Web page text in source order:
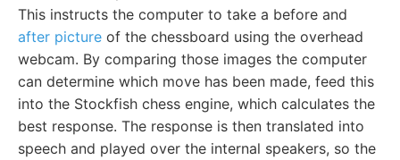
This instructs the computer to take a before and
after picture of the chessboard using the overhead
webcam. By comparing those images the computer
can determine which move has been made, feed this
into the Stockfish chess engine, which calculates the
best response. The response is then translated into
speech and played over the internal speakers, so the